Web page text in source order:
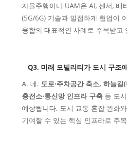
자율주행이나 UAM은 AI, 센서, 배
(5G/6G) 기술과 밀접하게 협업이
융합의 대표적인 사례로 주목받고
Q3. 미래 모빌리티가 도시 구조
A. 네. 도로·주차공간 축소, 하늘
충전소·통신망 인프라 구축등 도
예상됩니다. 도시 교통 혼잡 완화
기여할 수 있는 핵심 인프라로 주